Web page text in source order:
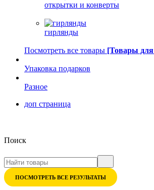
открытки и конверты
гирлянды
Посмотреть все товары [Товары
Упаковка подарков
Разное
доп страница
Поиск
ПОСМОТРЕТЬ ВСЕ РЕЗУЛЬТАТЫ